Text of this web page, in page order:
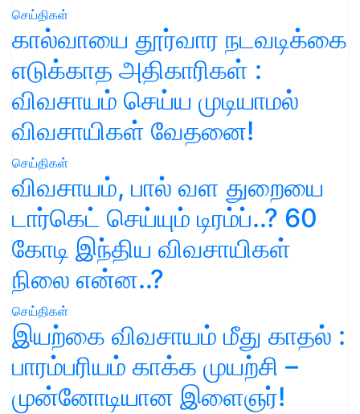
செய்திகள்
கால்வாயை தூர்வார நடவடிக்கை
எடுக்காத அதிகாரிகள் :
விவசாயம் செய்ய முடியாமல்
விவசாயிகள் வேதனை!
செய்திகள்
விவசாயம், பால் வள துறையை
டார்கெட் செய்யும் டிரம்ப்..? 60
கோடி இந்திய விவசாயிகள்
நிலை என்ன..?
செய்திகள்
இயற்கை விவசாயம் மீது காதல் :
பாரம்பரியம் காக்க முயற்சி –
முன்னோடியான இளைஞர்!